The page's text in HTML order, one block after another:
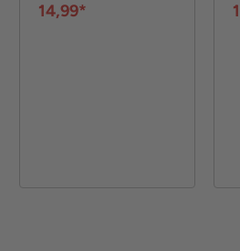
14,99*